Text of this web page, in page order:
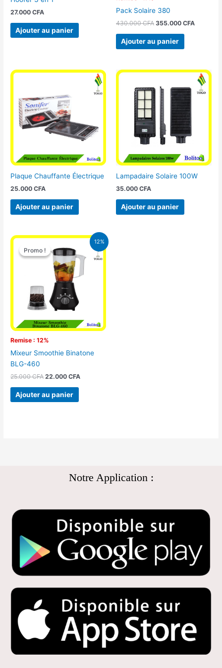
27.000CFA
Ajouter au panier
Pack Solaire 380
430.000CFA 355.000 CFA
Ajouter au panier
Plaque Chauffante Électrique
25.000CFA
Ajouter au panier
Lampadaire Solaire 100W
35.000 CFA
Ajouter au panier
12%
Promo !
Remise : 12%
Promo !
Mixeur Smoothie Binatone
BLG-460
25.000CFA
Le
initial
était :
25.000 CFA.
22.000CFA
Le
prix
actuel
est :
Ajouter au panier
Notre Application :